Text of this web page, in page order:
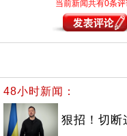
当前新闻共有0条评
48小时新闻：
狠招！切断